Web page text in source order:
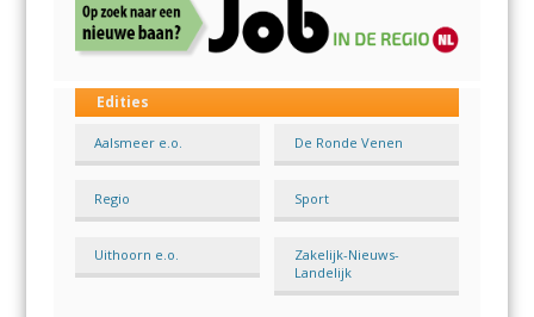
Edities
Aalsmeer e.o. De Ronde Venen
Regio Sport
Uithoorn e.o.
Zakelijk-Nieuws-
Landelijk